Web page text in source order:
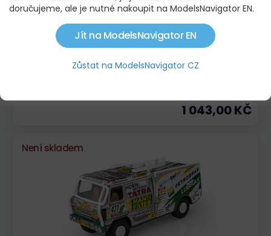
1 043,00 KČ
Není skladem
doručujeme, ale je nutné nakoupit na ModelsNavigator EN.
Jít na ModelsNavigator EN
Zůstat na ModelsNavigator CZ